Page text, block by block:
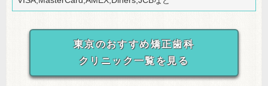
東京のおすすめ矯正歯科
クリニック一覧を見る